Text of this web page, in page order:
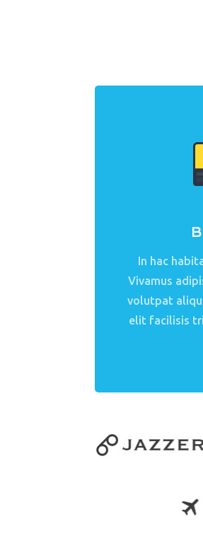
In hac
Vivamus
volutpat
elit facilisis